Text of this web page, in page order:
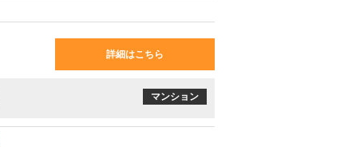
詳細はこちら
マンション